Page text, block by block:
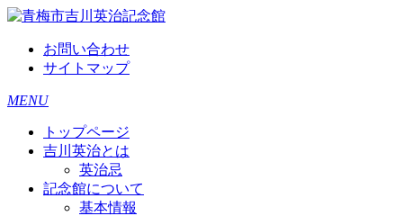
お問い合わせ
サイトマップ
MENU
トップページ
吉川英治とは
英治忌
記念館について
基本情報